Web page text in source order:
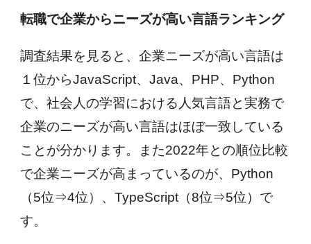
転職で企業からニーズが高い言語ランキング
調査結果を見ると、企業ニーズが高い言語は
１位からJavaScript、Java、PHP、Python
で、社会人の学習における人気言語と実務で
企業のニーズが高い言語はほぼ一致している
ことが分かります。また2022年との順位比較
で企業ニーズが高まっているのが、Python
（5位⇒4位）、TypeScript（8位⇒5位）で
す。